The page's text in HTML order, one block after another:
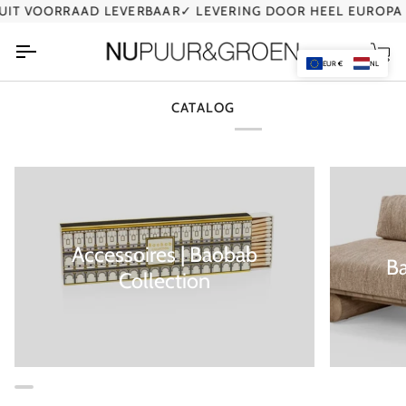
Ga
inhoud
LEVERBAAR✓ LEVERING DOOR HEEL EUROPA
CATALOG
Accessoires | Baobab
Collection
EUR € NL